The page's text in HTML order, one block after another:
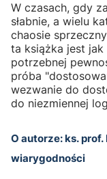
W czasach, gdy
słabnie, a wielu
chaosie
ta książka jest
potrzebnej
próba
wezwanie do
do niezmiennej
O autorze: ks.
wiarygodności